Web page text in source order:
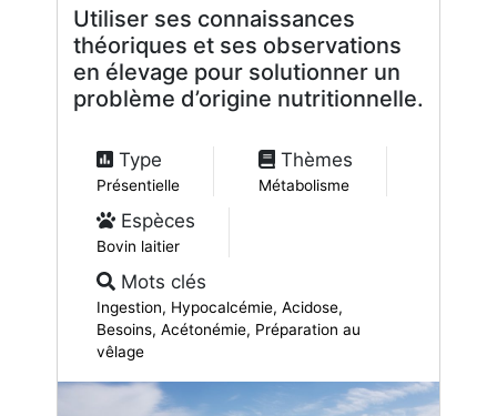
Utiliser ses connaissances
théoriques et ses observations
en élevage pour solutionner un
problème d’origine nutritionnelle.
Type
Présentielle
Thèmes
Métabolisme
Espèces
Bovin laitier
Mots clés
Ingestion, Hypocalcémie, Acidose,
Besoins, Acétonémie, Préparation au
vêlage